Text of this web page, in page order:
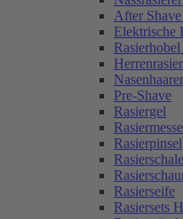
After
Elektrische
Pre-Shave
Rasiergel
Rasierpinsel
Rasierschale
Rasierseife
Rasiersets